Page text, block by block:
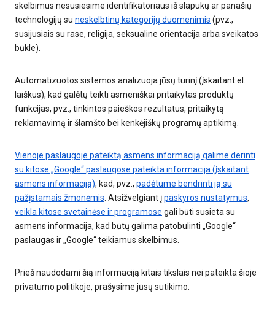
skelbimus nesusiesime identifikatoriaus iš slapukų ar panašių
technologijų su neskelbtinų kategorijų duomenimis (pvz.,
susijusiais su rase, religija, seksualine orientacija arba sveikatos
būkle).
Automatizuotos sistemos analizuoja jūsų turinį (įskaitant el.
laiškus), kad galėtų teikti asmeniškai pritaikytas produktų
funkcijas, pvz., tinkintos paieškos rezultatus, pritaikytą
reklamavimą ir šlamšto bei kenkėjiškų programų aptikimą.
Vienoje paslaugoje pateiktą asmens informaciją galime derinti
su kitose „Google“ paslaugose pateikta informacija (įskaitant
asmens informaciją), kad, pvz., padėtume bendrinti ją su
pažįstamais žmonėmis. Atsižvelgiant įpaskyros nustatymus,
veikla kitose svetainėse ir programose gali būti susieta su
asmens informacija, kad būtų galima patobulinti „Google“
paslaugas ir „Google“ teikiamus skelbimus.
Prieš naudodami šią informaciją kitais tikslais nei pateikta šioje
privatumo politikoje, prašysime jūsų sutikimo.